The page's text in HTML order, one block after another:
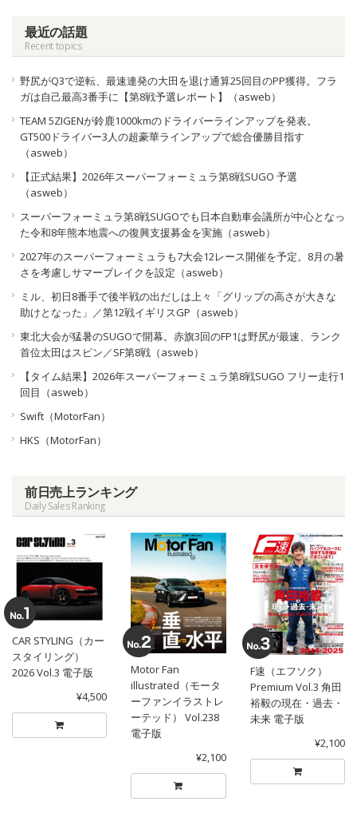
最近の話題
Recent topics
野尻がQ3で逆転、最速連発の大田を退け通算25回目のPP獲得。フラ
ガは自己最高3番手に【第8戦予選レポート】（asweb）
TEAM 5ZIGENが鈴鹿1000kmのドライバーラインアップを発表。
GT500ドライバー3人の超豪華ラインアップで総合優勝目指す
（asweb）
【正式結果】2026年スーパーフォーミュラ第8戦SUGO 予選
（asweb）
スーパーフォーミュラ第8戦SUGOでも日本自動車会議所が中心となっ
た令和8年熊本地震への復興支援募金を実施（asweb）
2027年のスーパーフォーミュラも7大会12レース開催を予定。8月の暑
さを考慮しサマーブレイクを設定（asweb）
ミル、初日8番手で後半戦の出だしは上々「グリップの高さが大きな
助けとなった」／第12戦イギリスGP（asweb）
東北大会が猛暑のSUGOで開幕。赤旗3回のFP1は野尻が最速、ランク
首位太田はスピン／SF第8戦（asweb）
【タイム結果】2026年スーパーフォーミュラ第8戦SUGO フリー走行1
回目（asweb）
Swift（MotorFan）
HKS（MotorFan）
前日売上ランキング
Daily Sales Ranking
CAR STYLING（カー
スタイリング）
2026 Vol.3 電子版
¥4,500
Motor Fan
illustrated（モータ
ーファンイラストレ
ーテッド） Vol.238
電子版
¥2,100
F速（エフソク）
Premium Vol.3 角田
裕毅の現在・過去・
未来 電子版
¥2,100